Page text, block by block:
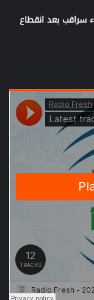
سراقب بعد انقطاع